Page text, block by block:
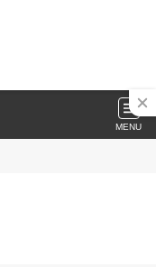
MENU